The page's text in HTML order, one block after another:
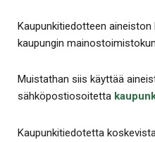
Kaupunkitiedotteen
kaupungin
Muistathan siis käyttää
sähköpostiosoitetta
Kaupunkitiedotetta